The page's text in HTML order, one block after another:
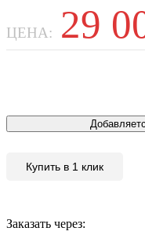
ЦЕНА: 29
Купить в 1 клик
Заказать через: